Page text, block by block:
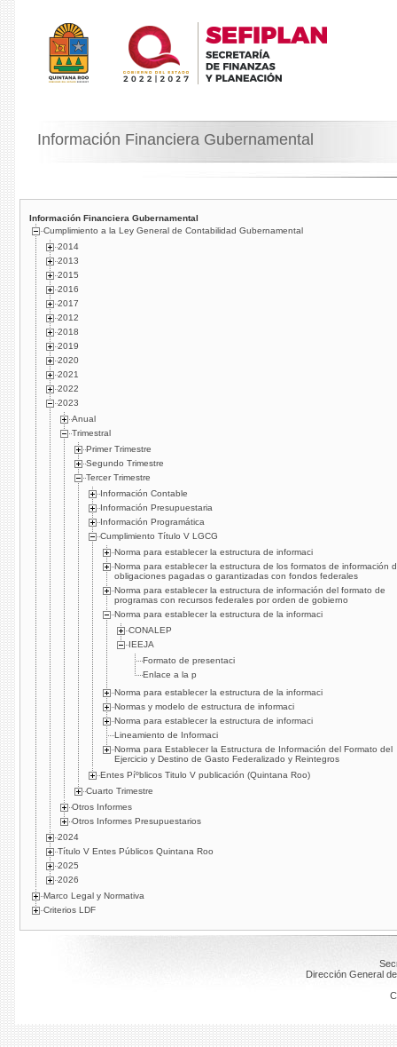
Información Financiera Gubernamental
Información Financiera Gubernamental
Cumplimiento a la Ley General de Contabilidad Gubernamental
2014
2013
2015
2016
2017
2012
2018
2019
2020
2021
2022
2023
Anual
Trimestral
Primer Trimestre
Segundo Trimestre
Tercer Trimestre
Información Contable
Información Presupuestaria
Información Programática
Cumplimiento Tí­tulo V LGCG
Norma para establecer la estructura de informaci
Norma para establecer la estructura de los formatos de información
obligaciones pagadas o garantizadas con fondos federales
Norma para establecer la estructura de información del formato de
programas con recursos federales por orden de gobierno
Norma para establecer la estructura de la informaci
CONALEP
IEEJA
Formato de presentaci
Enlace a la p
Norma para establecer la estructura de la informaci
Normas y modelo de estructura de informaci
Norma para establecer la estructura de informaci
Lineamiento de Informaci
Norma para Establecer la Estructura de Información del Formato del
Ejercicio y Destino de Gasto Federalizado y Reintegros
Entes Píºblicos Titulo V publicación (Quintana Roo)
Cuarto Trimestre
Otros Informes
Otros Informes Presupuestarios
2024
Título V Entes Públicos Quintana Roo
2025
2026
Marco Legal y Normativa
Criterios LDF
Dirección General